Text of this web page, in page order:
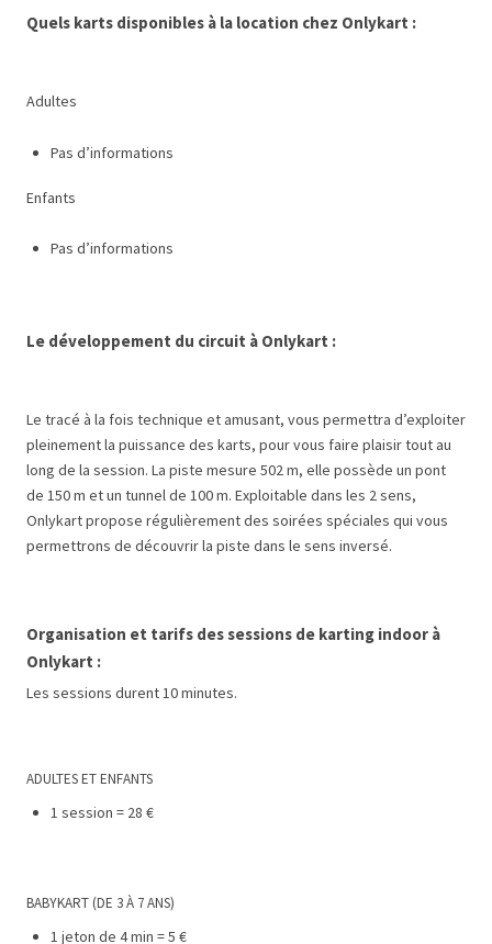
Quels karts disponibles à la location chez Onlykart :
Adultes
Pas d’informations
Enfants
Pas d’informations
Le développement du circuit à Onlykart :
Le tracé à la fois technique et amusant, vous permettra d’exploiter
pleinement la puissance des karts, pour vous faire plaisir tout au
long de la session. La piste mesure 502 m, elle possède un pont
de 150 m et un tunnel de 100 m. Exploitable dans les 2 sens,
Onlykart propose régulièrement des soirées spéciales qui vous
permettrons de découvrir la piste dans le sens inversé.
Organisation et tarifs des sessions de karting indoor à
Onlykart :
Les sessions durent 10 minutes.
ADULTES ET ENFANTS
1 session = 28 €
BABYKART (DE 3 À 7 ANS)
1 jeton de 4 min = 5 €